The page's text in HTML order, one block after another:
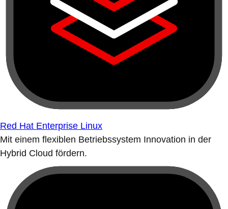
Red Hat Enterprise Linux
Mit einem flexiblen Betriebssystem Innovation in der
Hybrid Cloud fördern.